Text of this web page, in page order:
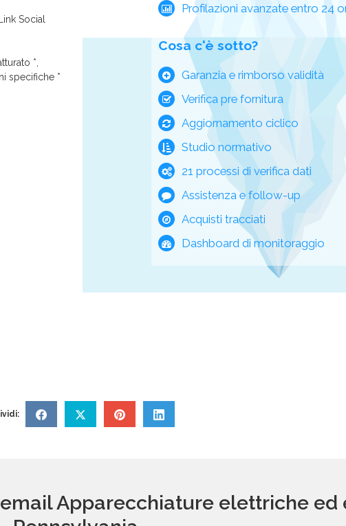
Social
*,
specifiche *
Profilazioni avanzate entro 24
Cosa c'è sotto?
Garanzia e rimborso validità
Verifica pre fornitura
Aggiornamento ciclico
Studio normativo
21 processi di verifica dati
Assistenza e follow-up
Acquisti tracciati
Dashboard di monitoraggio
Apparecchiature elettriche ed